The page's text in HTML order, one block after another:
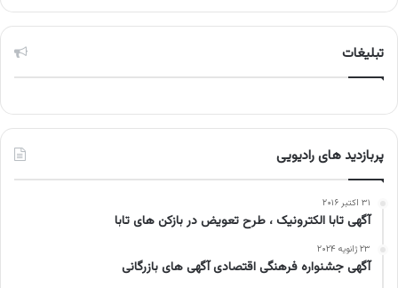
تبلیغات
پربازدید های رادیویی
۳۱ اکتبر ۲۰۱۶
آگهی تابا الکترونیک ، طرح تعویض در بازکن های تابا
۲۳ ژانویه ۲۰۲۴
آگهی جشنواره فرهنگی اقتصادی آگهی های بازرگانی